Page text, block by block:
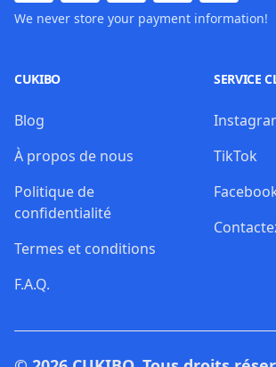
We never store your payment information!
CUKIBO
Blog
À propos de nous
Politique de
confidentialité
Termes et conditions
F.A.Q.
SERVICE
TikTok